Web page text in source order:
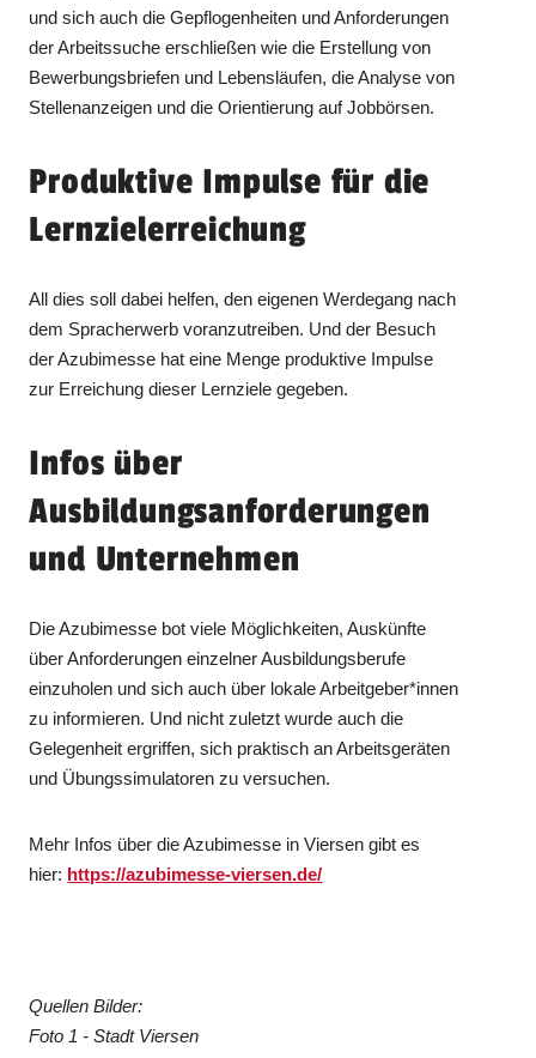
und sich auch die Gepflogenheiten und Anforderungen
der Arbeitssuche erschließen wie die Erstellung von
Bewerbungsbriefen und Lebensläufen, die Analyse von
Stellenanzeigen und die Orientierung auf Jobbörsen.
Produktive Impulse für die
Lernzielerreichung
All dies soll dabei helfen, den eigenen Werdegang nach
dem Spracherwerb voranzutreiben. Und der Besuch
der Azubimesse hat eine Menge produktive Impulse
zur Erreichung dieser Lernziele gegeben.
Infos über
Ausbildungsanforderungen
und Unternehmen
Die Azubimesse bot viele Möglichkeiten, Auskünfte
über Anforderungen einzelner Ausbildungsberufe
einzuholen und sich auch über lokale Arbeitgeber*innen
zu informieren. Und nicht zuletzt wurde auch die
Gelegenheit ergriffen, sich praktisch an Arbeitsgeräten
und Übungssimulatoren zu versuchen.
Mehr Infos über die Azubimesse in Viersen gibt es
hier: https://azubimesse-viersen.de/
Quellen Bilder:
Foto 1 - Stadt Viersen